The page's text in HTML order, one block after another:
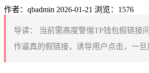
作者：qbadmin 2026-01-21 浏览：1576
导读：
当前需高度警惕TP钱包假链接
作逼真的假链接，诱导用户点击，一